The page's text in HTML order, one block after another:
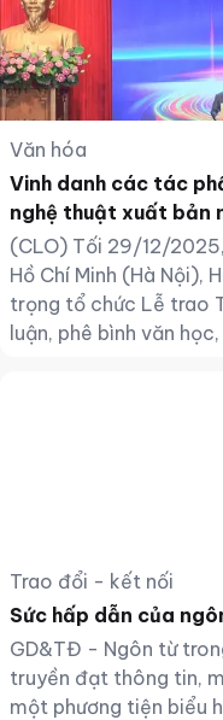
Văn hóa
Vinh danh các tác
nghệ thuật xuất bản
(CLO) Tối 29/12/
Hồ Chí Minh (Hà Nội),
trọng tổ chức Lễ trao
luận, phê bình văn
Trao đổi - kết nối
Sức hấp dẫn của
GD&TĐ - Ngôn từ
truyền đạt thông tin,
một phương tiện biểu